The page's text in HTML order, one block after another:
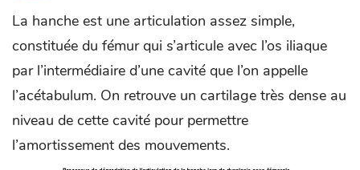
La hanche est une articulation assez simple,
constituée du fémur qui s’articule avec l’os iliaque
par l’intermédiaire d’une cavité que l’on appelle
l’acétabulum. On retrouve un cartilage très dense au
niveau de cette cavité pour permettre
l’amortissement des mouvements.